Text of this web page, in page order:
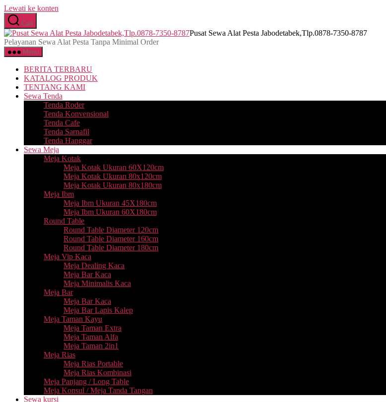
Lewati ke konten
Cari
Pusat Sewa Alat Pesta Jabodetabek,Tlp.0878-7350-8787
Pelayanan Sewa Alat Pesta Tanpa Minimal Order
Menu
BERITA TERBARU
KATALOG PRODUK
TENTANG KAMI
Sewa Tenda
Tenda Roder
Tenda Konvensional
Tenda Cafe
Tenda Sarnafil
Tenda Hanggar
Sewa Meja
Meja Kotak
Meja Kotak Ukuran 60X120cm
Meja Kotak Ukuran 80x120cm
Meja Kotak Ukuran 80x180cm
Meja Ibm
Meja Ibm Ukuran 45X180cm
Meja Ibm Ukuran 60X180cm
Round Table
Round Table Diameter 120cm
Round Table Diameter 160cm
Round Table Diameter 180cm
Meja Vip Kaca
Meja Dealing Kaca
Meja Bar Kaca
Meja Minimalis Kaca
Meja Bar
Meja Bar Kaca
Meja Bar Lapis Kalep
Meja Taman Kayu
Meja Taman Extra
Meja Taman Alfa
Meja Taman 2in1
Meja Rias
Meja Rias Portable
Meja Rias Kombinasi
Meja Panjang / Long Table
Meja Konsul / Meja Tanda Tangan
Sewa kursi